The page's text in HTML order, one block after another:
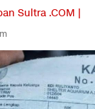
Sultra .COM |